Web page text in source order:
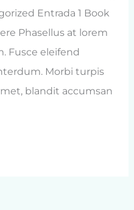
Entrada 1 Book
Phasellus at lorem
Fusce eleifend
Morbi turpis
blandit accumsan